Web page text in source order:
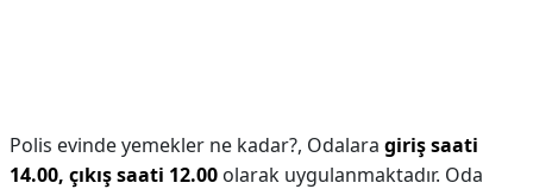
Polis evinde yemekler ne kadar?, Odalara giriş saati
14.00, çıkış saati 12.00 olarak uygulanmaktadır. Oda